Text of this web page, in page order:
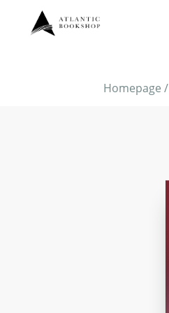
Homepage /